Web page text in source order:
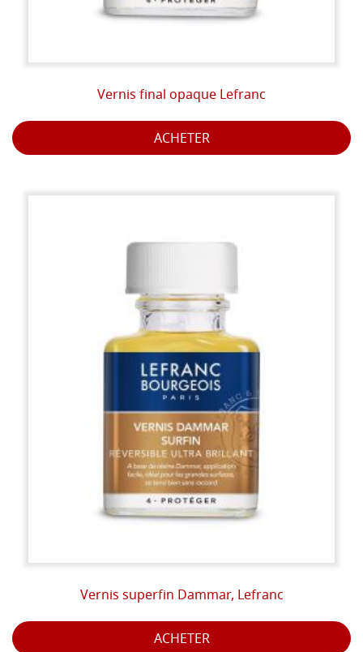
Vernis final opaque Lefranc
ACHETER
Vernis superfin Dammar, Lefranc
ACHETER